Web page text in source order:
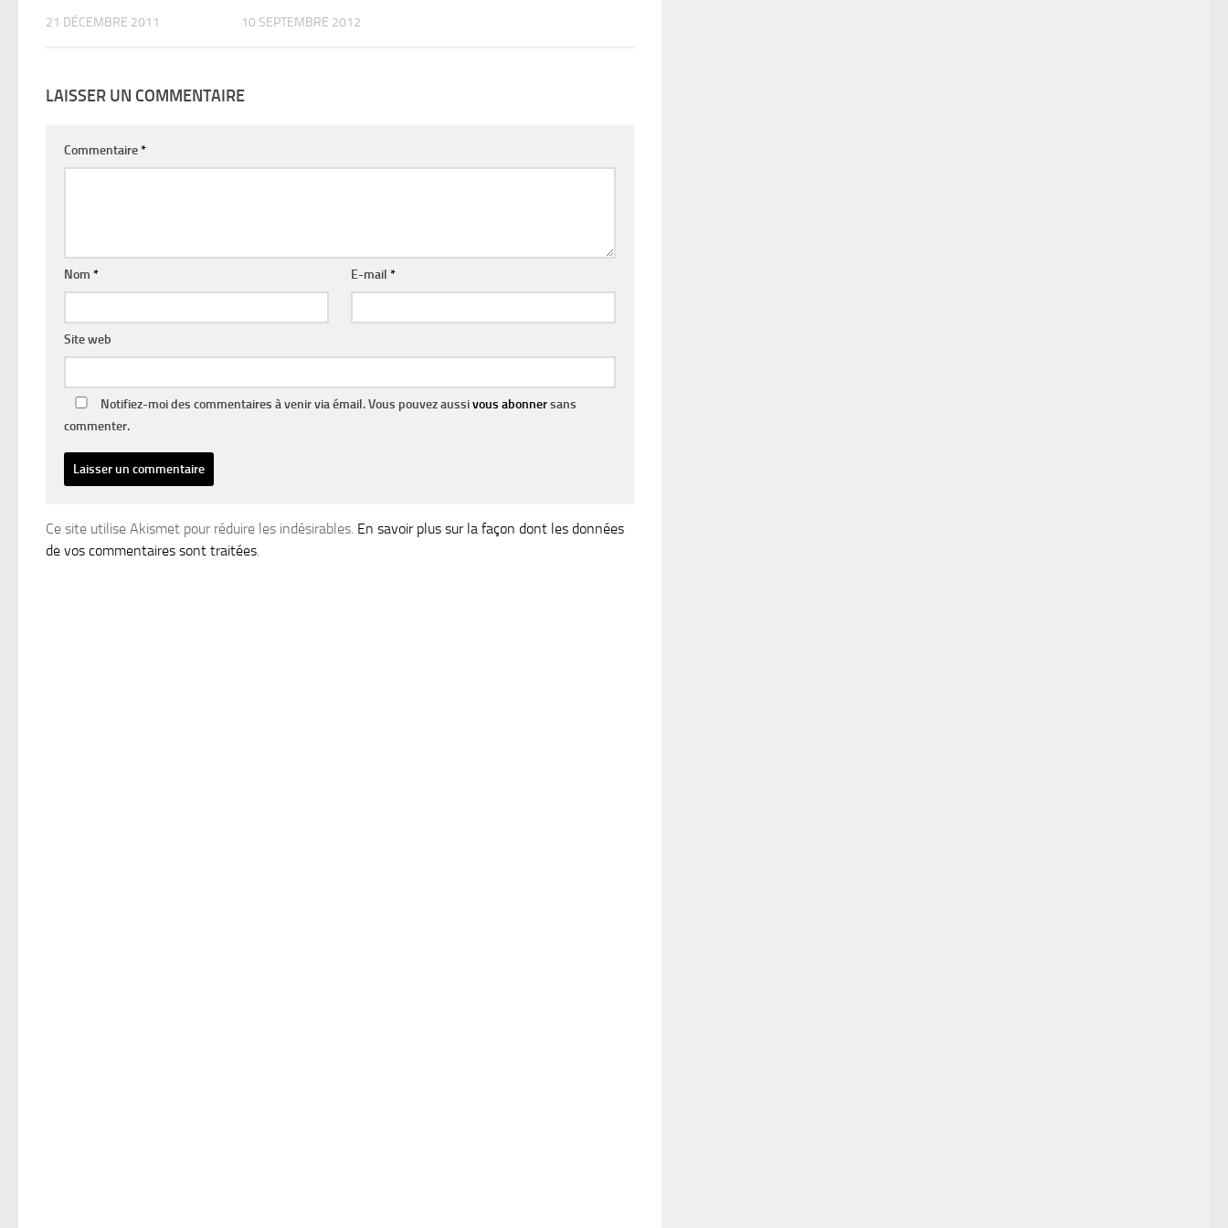
21 DÉCEMBRE 2011 10 SEPTEMBRE 2012
LAISSER UN COMMENTAIRE
Commentaire*
Nom * E-mail*
Site web
Notifiez-moi des commentaires à venir via émail. Vous pouvez aussivous abonnersans
commenter.
Ce site utilise Akismet pour réduire les indésirables. En savoir plus sur la façon dont les données
de vos commentaires sont traitées.